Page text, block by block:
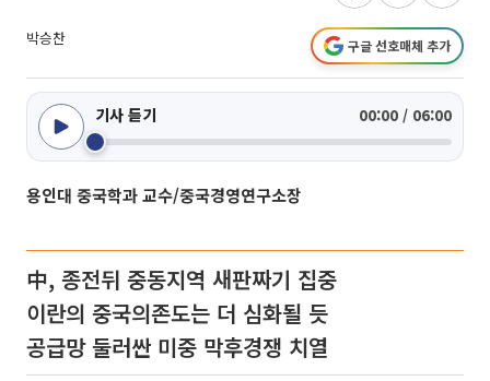
박승찬 구글 선호매체 추가
기사 듣기 00:00 / 06:00
용인대 중국학과 교수/중국경영연구소장
中, 종전뒤 중동지역 새판짜기 집중
이란의 중국의존도는 더 심화될 듯
공급망 둘러싼 미중 막후경쟁 치열